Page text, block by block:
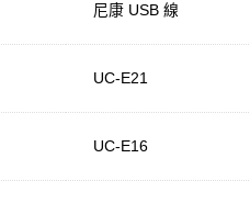
尼康 USB 線
UC-E21
UC-E16